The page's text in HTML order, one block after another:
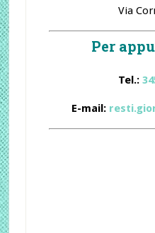
Via
Per
Tel.:
E-mail: